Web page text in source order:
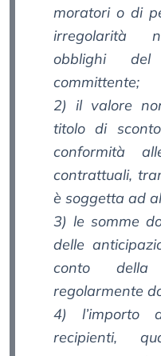
moratori o di
irregolarità
obblighi
committente;
2) il valore
titolo di
conformità
contrattuali,
è soggetta ad
3) le somme
delle
conto della
regolarmente
4) l’importo
recipienti,